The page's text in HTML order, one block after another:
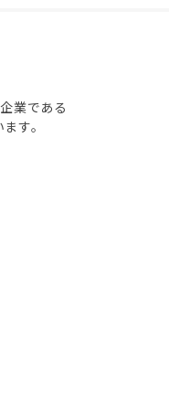
業である
す。